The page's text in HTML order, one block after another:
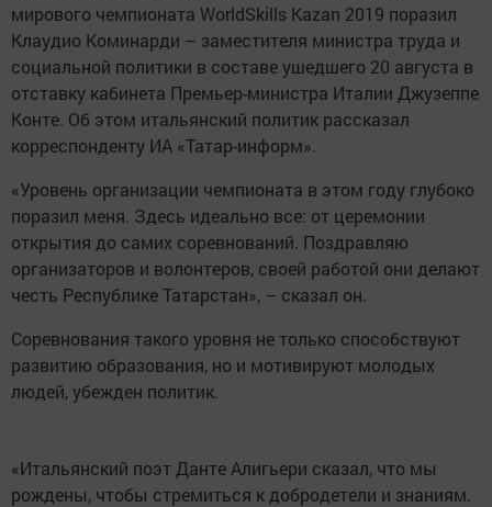
мирового чемпионата WorldSkills Kazan 2019 поразил
Клаудио Коминарди – заместителя министра труда и
социальной политики в составе ушедшего 20 августа в
отставку кабинета Премьер-министра Италии Джузеппе
Конте. Об этом итальянский политик рассказал
корреспонденту ИА «Татар-информ».
«Уровень организации чемпионата в этом году глубоко
поразил меня. Здесь идеально все: от церемонии
открытия до самих соревнований. Поздравляю
организаторов и волонтеров, своей работой они делают
честь Республике Татарстан», – сказал он.
Соревнования такого уровня не только способствуют
развитию образования, но и мотивируют молодых
людей, убежден политик.
«Итальянский поэт Данте Алигьери сказал, что мы
рождены, чтобы стремиться к добродетели и знаниям.